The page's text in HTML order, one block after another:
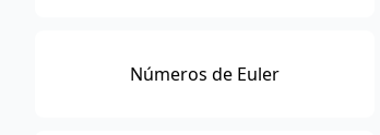
Números de Euler